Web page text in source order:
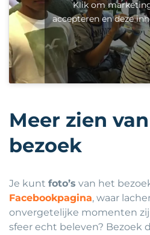
Klik om
accepteren en deze
Meer zien
bezoek
Je kunt foto’s van het
Facebookpagina, waar
onvergetelijke momenten
sfeer echt beleven? Bezoek